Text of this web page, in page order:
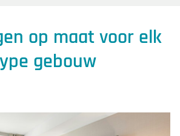
op maat voor elk
gebouw